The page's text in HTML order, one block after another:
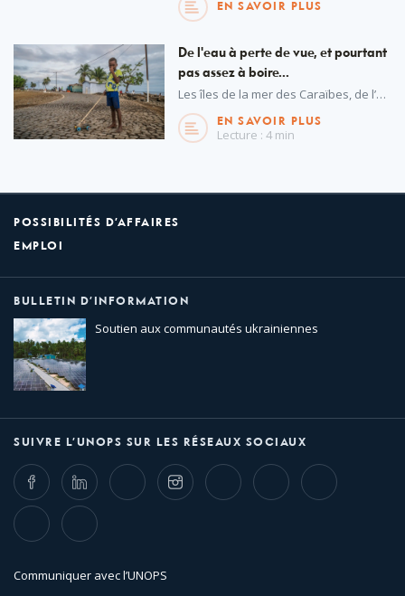
EN SAVOIR PLUS
De l'eau à perte de vue, et pourtant
pas assez à boire...
Les îles de la mer des Caraïbes, de l’océan Atlantique et de l’océan Indien comptent nombre de plages de sable blanc, de montagnes aux forêts tropicales et de ports historiques, mais par-delà ces décors idylliques, les petits États insulaires en développement sont particulièrement vulnérables aux effets des changements climatiques.
EN SAVOIR PLUS
Lecture : 4 min
POSSIBILITÉS D’AFFAIRES
EMPLOI
BULLETIN D’INFORMATION
Soutien aux communautés ukrainiennes
SUIVRE L’UNOPS SUR LES RÉSEAUX SOCIAUX
FacebookLinkedIn Twitter InstagramWhatsappBluesky Threads
TikTok Flickr
Communiquer avec l’UNOPS